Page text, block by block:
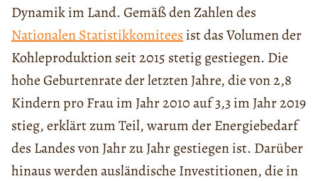
Dynamik im Land. Gemäß den Zahlen des
Nationalen Statistikkomitees ist das Volumen der
Kohleproduktion seit 2015 stetig gestiegen. Die
hohe Geburtenrate der letzten Jahre, die von 2,8
Kindern pro Frau im Jahr 2010 auf 3,3 im Jahr 2019
stieg, erklärt zum Teil, warum der Energiebedarf
des Landes von Jahr zu Jahr gestiegen ist. Darüber
hinaus werden ausländische Investitionen, die in